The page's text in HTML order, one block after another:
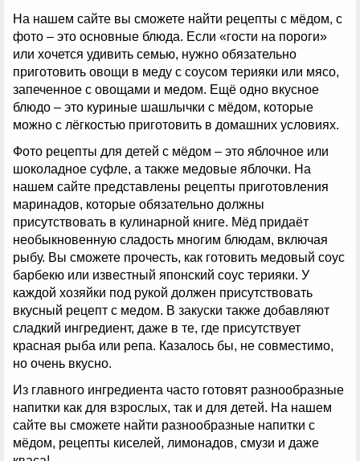
На нашем сайте вы сможете найти рецепты с мёдом, с
фото – это основные блюда. Если «гости на пороги»
или хочется удивить семью, нужно обязательно
приготовить овощи в меду с соусом терияки или мясо,
запеченное с овощами и медом. Ещё одно вкусное
блюдо – это куриные шашлычки с мёдом, которые
можно с лёгкостью приготовить в домашних условиях.
Фото рецепты для детей с мёдом – это яблочное или
шоколадное суфле, а также медовые яблочки. На
нашем сайте представлены рецепты приготовления
маринадов, которые обязательно должны
присутствовать в кулинарной книге. Мёд придаёт
необыкновенную сладость многим блюдам, включая
рыбу. Вы сможете прочесть, как готовить медовый соус
барбекю или известный японский соус терияки. У
каждой хозяйки под рукой должен присутствовать
вкусный рецепт с медом. В закуски также добавляют
сладкий ингредиент, даже в те, где присутствует
красная рыба или репа. Казалось бы, не совместимо,
но очень вкусно.
Из главного ингредиента часто готовят разнообразные
напитки как для взрослых, так и для детей. На нашем
сайте вы сможете найти разнообразные напитки с
мёдом, рецепты киселей, лимонадов, смузи и даже